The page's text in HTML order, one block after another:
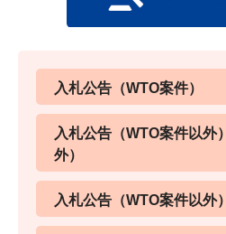
入札公告（WTO案件）
入札公告（WTO案件以外
外）
入札公告（WTO案件以外